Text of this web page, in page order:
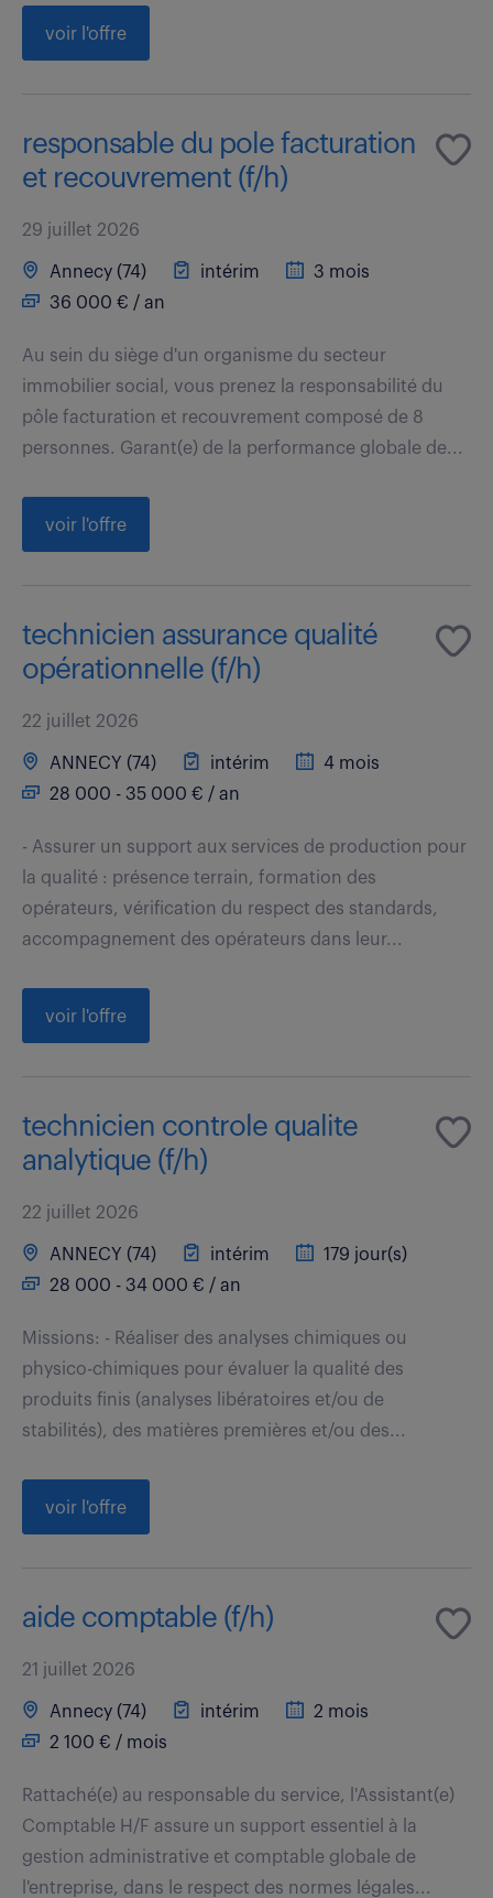
voir l'offre
responsable du pole facturation
et recouvrement (f/h)
29 juillet 2026
Annecy (74) intérim
3 mois
36 000 € / an
Au sein du siège d'un organisme du secteur
immobilier social, vous prenez la responsabilité du
pôle facturation et recouvrement composé de 8
personnes. Garant(e) de la performance globale de...
voir l'offre
technicien assurance qualité
opérationnelle (f/h)
22 juillet 2026
ANNECY (74) intérim
4 mois
28 000 - 35 000 € / an
- Assurer un support aux services de production pour
la qualité : présence terrain, formation des
opérateurs, vérification du respect des standards,
accompagnement des opérateurs dans leur...
voir l'offre
technicien controle qualite
analytique (f/h)
22 juillet 2026
ANNECY (74) intérim
179 jour(s)
28 000 - 34 000 € / an
Missions: - Réaliser des analyses chimiques ou
physico-chimiques pour évaluer la qualité des
produits finis (analyses libératoires et/ou de
stabilités), des matières premières et/ou des...
voir l'offre
aide comptable (f/h)
21 juillet 2026
Annecy (74) intérim
2 mois
2 100 € / mois
Rattaché(e) au responsable du service, l'Assistant(e)
Comptable H/F assure un support essentiel à la
gestion administrative et comptable globale de
l'entreprise, dans le respect des normes légales...